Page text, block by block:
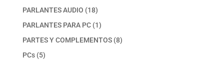
productos
PARLANTES AUDIO 1818
productos
PARLANTES PARA PC 11
producto
PARTES Y COMPLEMENTOS 88
PCs 55